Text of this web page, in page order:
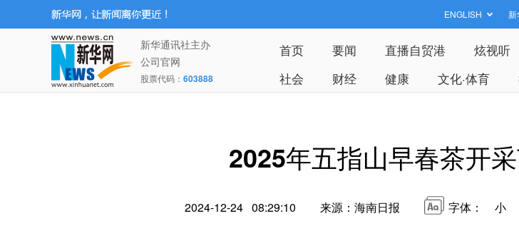
ENGLISH
新华通讯社主办
公司官网
股票代码： 603888
首页 要闻 直播自贸港 炫视听
社会
财经 健康 文化·体育
2025年五指山早春茶开
2024-12-24 08:29:10 来源：海南日报 字体： 小